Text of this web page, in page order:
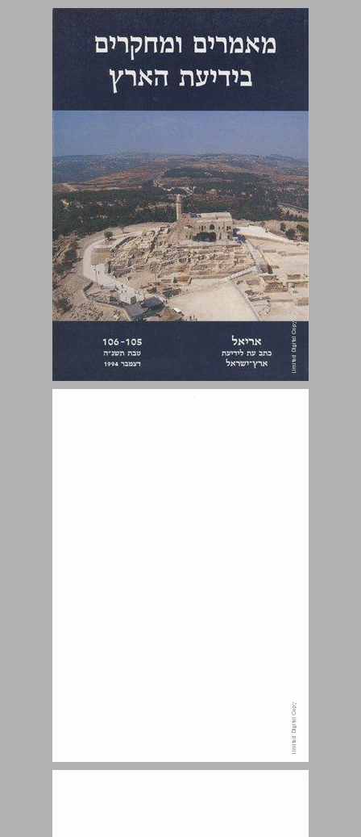
מאמרים ומחקרים בידיעת הארץ ... 0